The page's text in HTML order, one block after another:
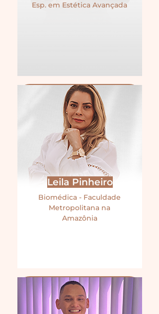
Esp. em Estética Avançada
Leila Pinheiro
Biomédica - Faculdade
Metropolitana na
Amazônia